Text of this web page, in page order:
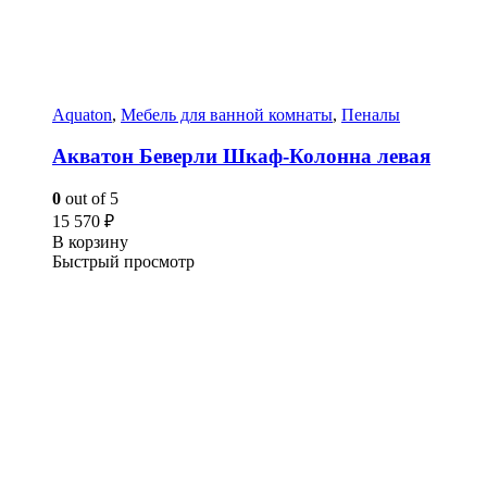
Aquaton, Мебель для ванной комнаты, Пеналы
Акватон Беверли Шкаф-Колонна левая
0 out of 5
15 570 ₽
В корзину
Быстрый просмотр